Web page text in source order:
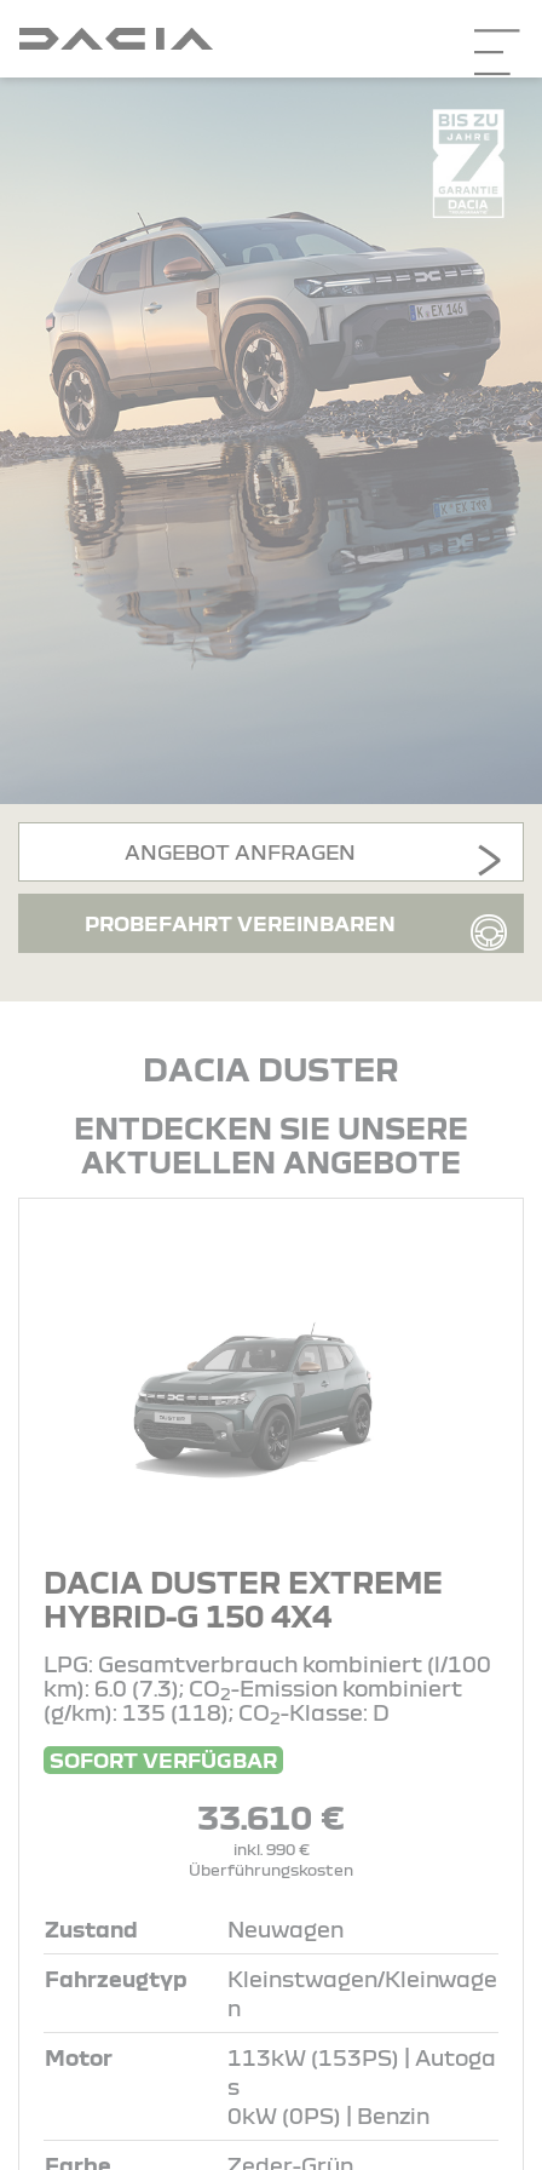
ANGEBOT ANFRAGEN
PROBEFAHRT VEREINBAREN
DACIA DUSTER
ENTDECKEN SIE UNSERE
AKTUELLEN ANGEBOTE
DACIA DUSTER EXTREME
HYBRID-G 150 4X4
LPG: Gesamtverbrauch kombiniert (l/100
km): 6.0 (7.3); CO2-Emission kombiniert
(g/km): 135 (118); CO2-Klasse: D
SOFORT VERFÜGBAR
33.610 €
inkl. 990 €
Überführungskosten
Zustand Neuwagen
Fahrzeugtyp
Kleinstwagen/Kleinwage
n
Motor
113kW (153PS) | Autoga
s
0kW (0PS) | Benzin
Farbe Zeder-Grün